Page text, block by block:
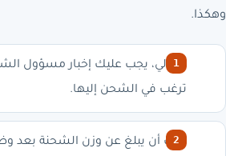
وهكذا.
بالتالي، يجب عليك إخبار مسؤول
ترغب في الشحن إليها.
يجب أن يبلغ عن وزن الشحنة بعد